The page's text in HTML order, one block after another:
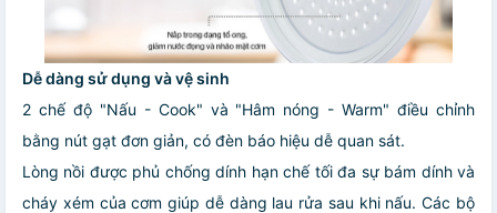
Dễ dàng sử dụng và vệ sinh
2 chế độ "Nấu - Cook" và "Hâm nóng - Warm" điều chỉnh
bằng nút gạt đơn giản, có đèn báo hiệu dễ quan sát.
Lòng nồi được phủ chống dính hạn chế tối đa sự bám dính và
cháy xém của cơm giúp dễ dàng lau rửa sau khi nấu. Các bộ